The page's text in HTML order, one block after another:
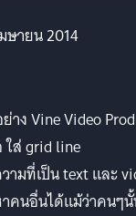
ษายน 2014
าง Vine Video
ส่ grid line
ามที่เป็น text และ
คนอื่นได้แม้ว่าคนๆนั้